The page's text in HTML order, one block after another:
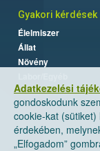
Adatkezelési
gondoskodunk
cookie-kat
érdekében,
„Elfogadom”
Gyakori kérdések
Élelmiszer
Állat
Növény